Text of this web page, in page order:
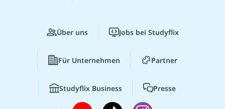
Über uns Jobs bei Studyflix
Für Unternehmen Partner
Studyflix Business Presse